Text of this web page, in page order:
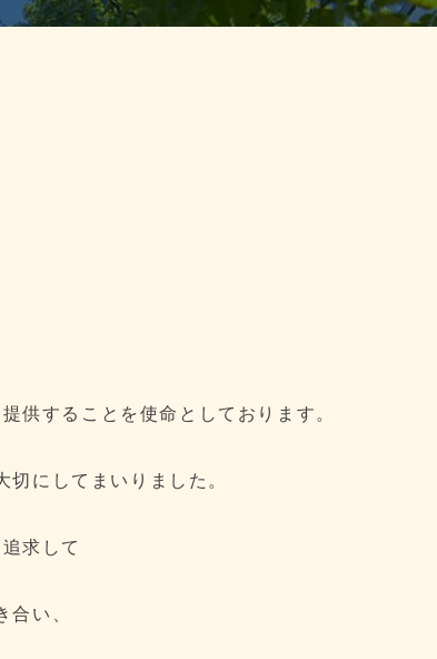
供することを使命としております。
にしてまいりました。
求して
い、